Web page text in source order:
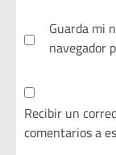
Guarda mi
navegador
Recibir un
comentarios a